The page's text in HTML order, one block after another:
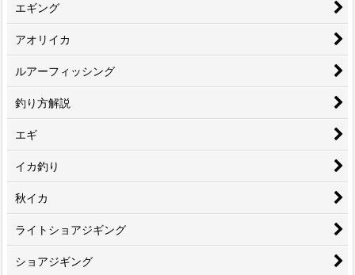
エギング
アオリイカ
ルアーフィッシング
釣り方解説
エギ
イカ釣り
秋イカ
ライトショアジギング
ショアジギング